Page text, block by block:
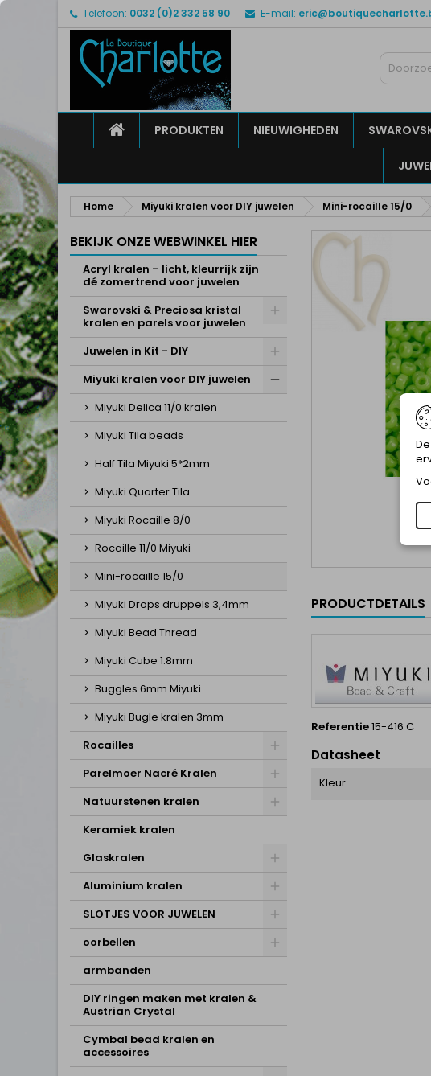
Telefoon: 0032 (0)2 332 58 90 E-mail:
HOMEPRODUKTEN NIEUWIGHEDEN
Home Miyuki kralen voor DIY juwelen Mini-rocaille 15/0
BEKIJK ONZE WEBWINKEL HIER
Acryl kralen – licht, kleurrijk zijn
dé zomertrend voor juwelen
Swarovski & Preciosa kristal
kralen en parels voor juwelen
Juwelen in Kit - DIY
Miyuki kralen voor DIY juwelen
Miyuki Delica 11/0 kralen
Miyuki Tila beads
Half Tila Miyuki 5*2mm
Miyuki Quarter Tila
Miyuki Rocaille 8/0
Rocaille 11/0 Miyuki
Mini-rocaille 15/0
Miyuki Drops druppels 3,4mm
Miyuki Bead Thread
Miyuki Cube 1.8mm
Buggles 6mm Miyuki
Miyuki Bugle kralen 3mm
Rocailles
Parelmoer Nacré Kralen
Natuurstenen kralen
Keramiek kralen
Glaskralen
Aluminium kralen
SLOTJES VOOR JUWELEN
oorbellen
armbanden
DIY ringen maken met kralen &
Austrian Crystal
Cymbal bead kralen en
accessoires
PRODUCTDETAILS
Referentie15-416 C
Datasheet
Kleur
Mijn
Maak een
Maak
Inloggen
U moet